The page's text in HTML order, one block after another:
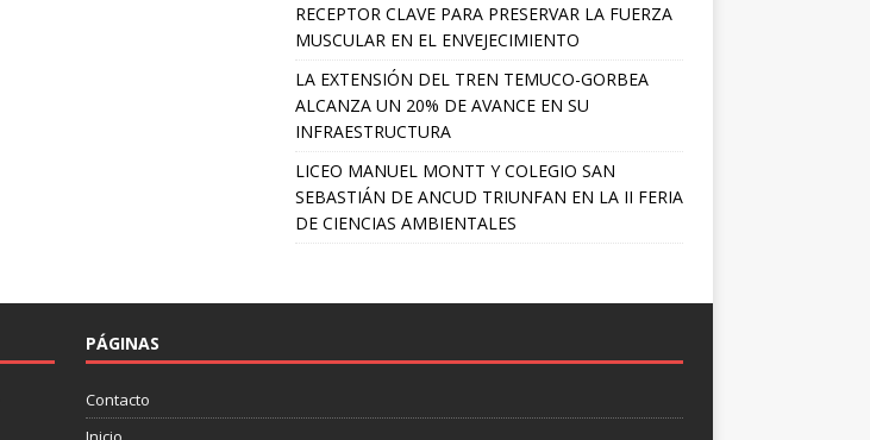
RECEPTOR CLAVE PARA PRESERVAR LA FUERZA
MUSCULAR EN EL ENVEJECIMIENTO
LA EXTENSIÓN DEL TREN TEMUCO-GORBEA
ALCANZA UN 20% DE AVANCE EN SU
INFRAESTRUCTURA
LICEO MANUEL MONTT Y COLEGIO SAN
SEBASTIÁN DE ANCUD TRIUNFAN EN LA II FERIA
DE CIENCIAS AMBIENTALES
PÁGINAS
Contacto